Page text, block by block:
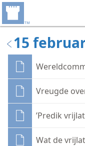
15
Vreugde
’Predik
Wat de